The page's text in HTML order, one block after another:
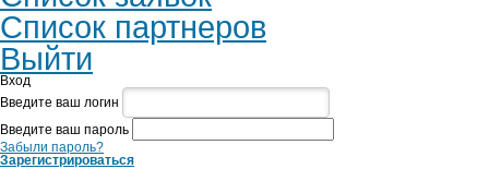
Список партнеров
Выйти
Вход
Введите ваш логин
Введите ваш пароль
Забыли пароль?
Зарегистрироваться